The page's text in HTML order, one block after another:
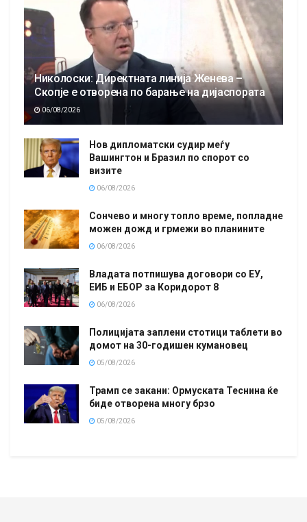
Николоски: Директната линија Женева –
Скопје е отворена по барање на дијаспората
06/08/2026
Нов дипломатски судир меѓу
Вашингтон и Бразил по спорот со
визите
06/08/2026
Сончево и многу топло време, попладне
можен дожд и грмежи во планините
06/08/2026
Владата потпишува договори со ЕУ,
ЕИБ и ЕБОР за Коридорот 8
06/08/2026
Полицијата заплени стотици таблети во
домот на 30-годишен кумановец
05/08/2026
Трамп се закани: Ормуската Теснина ќе
биде отворена многу брзо
05/08/2026